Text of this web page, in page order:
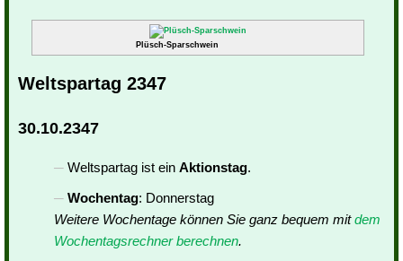
Plüsch-Sparschwein
Weltspartag 2347
30.10.2347
Weltspartag ist ein Aktionstag.
Wochentag: Donnerstag
Weitere Wochentage können Sie ganz bequem mitdem
Wochentagsrechner berechnen.